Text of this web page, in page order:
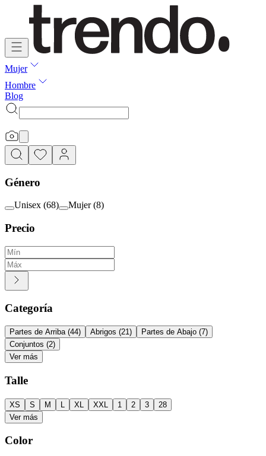
Mujer
Hombre
Blog
Género
Unisex (68) Mujer (8)
Precio
Categoría
Partes de Arriba (44) Abrigos (21) Partes de Abajo (7)
Conjuntos (2)
Ver más
Talle
XS S M XL XXL 1 2 3
28
Ver más
Color